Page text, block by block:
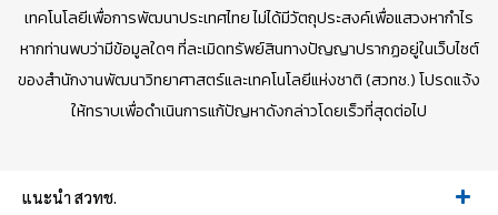
เทคโนโลยีเพื่อการพัฒนาประเทศไทย ไม่ได้มีวัตถุประสงค์เพื่อแสวงหากำไร
หากท่านพบว่ามีข้อมูลใดๆ ที่ละเมิดทรัพย์สินทางปัญญาปรากฏอยู่ในเว็บไซต์
ของสำนักงานพัฒนาวิทยาศาสตร์และเทคโนโลยีแห่งชาติ (สวทช.) โปรดแจ้ง
ให้ทราบเพื่อดำเนินการแก้ปัญหาดังกล่าวโดยเร็วที่สุดต่อไป
แนะนำ สวทช.